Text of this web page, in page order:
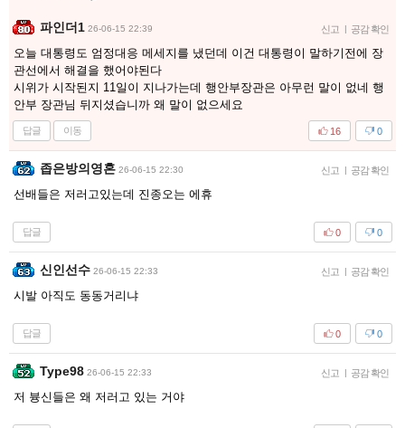
파인더1 26-06-15 22:39 신고 공감 확인
오늘 대통령도 엄정대응 메세지를 냈던데 이건 대통령이 말하기전에 장
관선에서 해결을 했어야된다
시위가 시작된지 11일이 지나가는데 행안부장관은 아무런 말이 없네 행
안부 장관님 뒤지셨습니까 왜 말이 없으세요
답글 이동 0
16
좁은방의영혼 26-06-15 22:30 신고 공감 확인
선배들은 저러고있는데 진종오는 에휴
답글 0
0
신인선수 26-06-15 22:33 신고 공감 확인
시발 아직도 동동거리냐
답글 0
0
Type98 26-06-15 22:33 신고 공감 확인
저 븅신들은 왜 저러고 있는 거야